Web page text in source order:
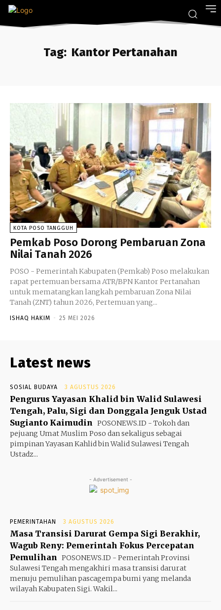
Tag: Kantor Pertanahan
KOTA POSO TANGGUH
Pemkab Poso Dorong Pembaruan Zona
Nilai Tanah 2026
POSO - Pemerintah Kabupaten (Pemkab) Poso melakukan
rapat pertemuan bersama ATR/BPN Kantor Pertanahan
untuk mematangkan langkah pembaruan Zona Nilai
Tanah (ZNT) tahun 2026, Pertemuan yang...
ISHAQ HAKIM - 25 MEI 2026
Latest news
SOSIAL BUDAYA 3 AGUSTUS 2026
Pengurus Yayasan Khalid bin Walid Sulawesi
Tengah, Palu, Sigi dan Donggala Jenguk Ustad
Sugianto Kaimudin POSONEWS.ID - Tokoh dan
pejuang Umat Muslim Poso dan sekaligus sebagai
pimpinan Yayasan Kahlid bin Walid Sulawesi Tengah
Ustadz...
- Advertisement -
PEMERINTAHAN 3 AGUSTUS 2026
Masa Transisi Darurat Gempa Sigi Berakhir,
Wagub Reny: Pemerintah Fokus Percepatan
Pemulihan POSONEWS.ID - Pemerintah Provinsi
Sulawesi Tengah mengakhiri masa transisi darurat
menuju pemulihan pascagempa bumi yang melanda
wilayah Kabupaten Sigi. Wakil...